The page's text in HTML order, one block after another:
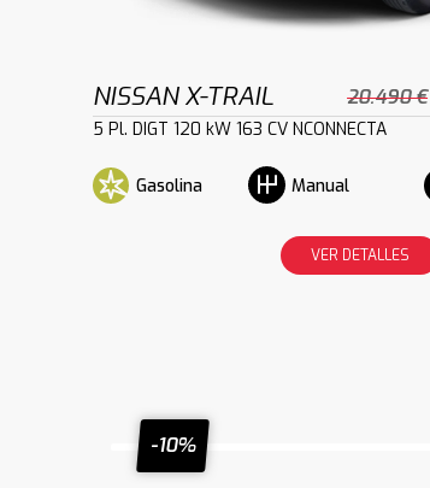
NISSAN X-TRAIL 20.490 €
5 Pl. DIGT 120 kW 163 CV NCONNECTA
Gasolina Manual
VER DETALLES
-10%